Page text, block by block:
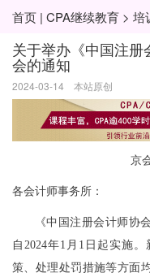
首页 | CPA继续教育 > 培
关于举办《中国注
会的通知
2024-03-14 本站原创
京
各会计师事务所：
《中国注册会计师协
自2024年1月1日起实施
策、处理处罚措施等方面